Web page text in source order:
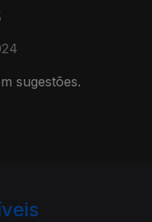
sugestões.